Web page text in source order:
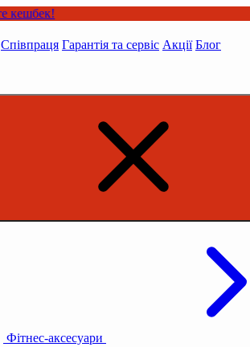
Співпраця Гарантія та сервіс Акції Блог
Фітнес-аксесуари